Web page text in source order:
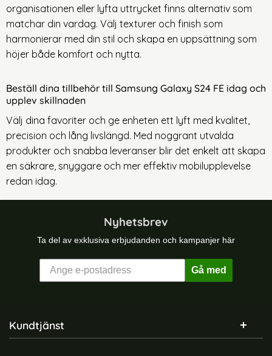
organisationen eller lyfta uttrycket finns alternativ som
matchar din vardag. Välj texturer och finish som
harmonierar med din stil och skapa en uppsättning som
höjer både komfort och nytta.
Beställ dina tillbehör till Samsung Galaxy S24 FE idag och
upplev skillnaden
Välj dina favoriter och ge enheten ett lyft med kvalitet,
precision och lång livslängd. Med noggrant utvalda
produkter och snabba leveranser blir det enkelt att skapa
en säkrare, snyggare och mer effektiv mobilupplevelse
redan idag.
Nyhetsbrev
Ta del av exklusiva erbjudanden och kampanjer här
Gå med
Sidfot Blandad info och länkar
Kundtjänst